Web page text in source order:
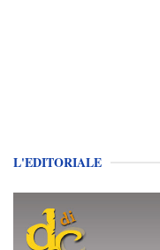
L'EDITORIALE